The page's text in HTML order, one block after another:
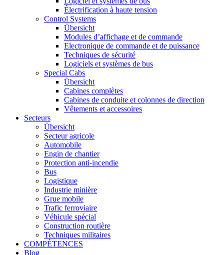
Électrification à haute tension
Control Systems
Übersicht
Modules d’affichage et de commande
Electronique de commande et de puissance
Techniques de sécurité
Logiciels et systèmes de bus
Special Cabs
Übersicht
Cabines complètes
Cabines de conduite et colonnes de direction
Vêtements et accessoires
Secteurs
Übersicht
Secteur agricole
Automobile
Engin de chantier
Protection anti-incendie
Bus
Logistique
Industrie minière
Grue mobile
Trafic ferroviaire
Véhicule spécial
Construction routière
Techniques militaires
COMPÉTENCES
Blog